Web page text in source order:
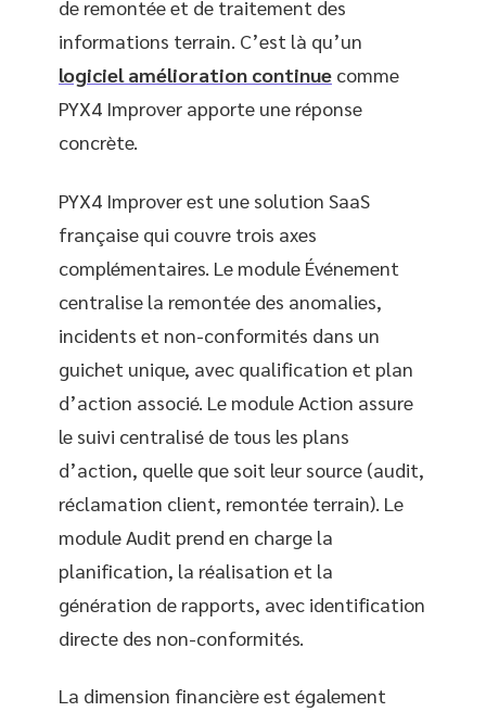
de remontée et de traitement des
informations terrain. C’est là qu’un
logiciel amélioration continue comme
PYX4 Improver apporte une réponse
concrète.
PYX4 Improver est une solution SaaS
française qui couvre trois axes
complémentaires. Le module Événement
centralise la remontée des anomalies,
incidents et non-conformités dans un
guichet unique, avec qualification et plan
d’action associé. Le module Action assure
le suivi centralisé de tous les plans
d’action, quelle que soit leur source (audit,
réclamation client, remontée terrain). Le
module Audit prend en charge la
planification, la réalisation et la
génération de rapports, avec identification
directe des non-conformités.
La dimension financière est également